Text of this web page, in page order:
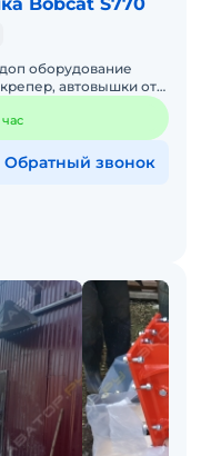
оборудование
автовышки от
свободна.
час
Обратный звонок